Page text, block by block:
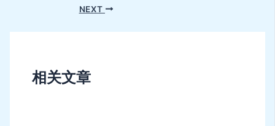
NEXT
相关文章